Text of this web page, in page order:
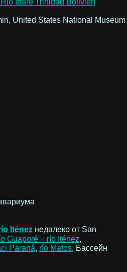
United States National Museum
Iténez недалеко от San
Guaporé = río Iténez,
Paraná, río Matos, Бассейн